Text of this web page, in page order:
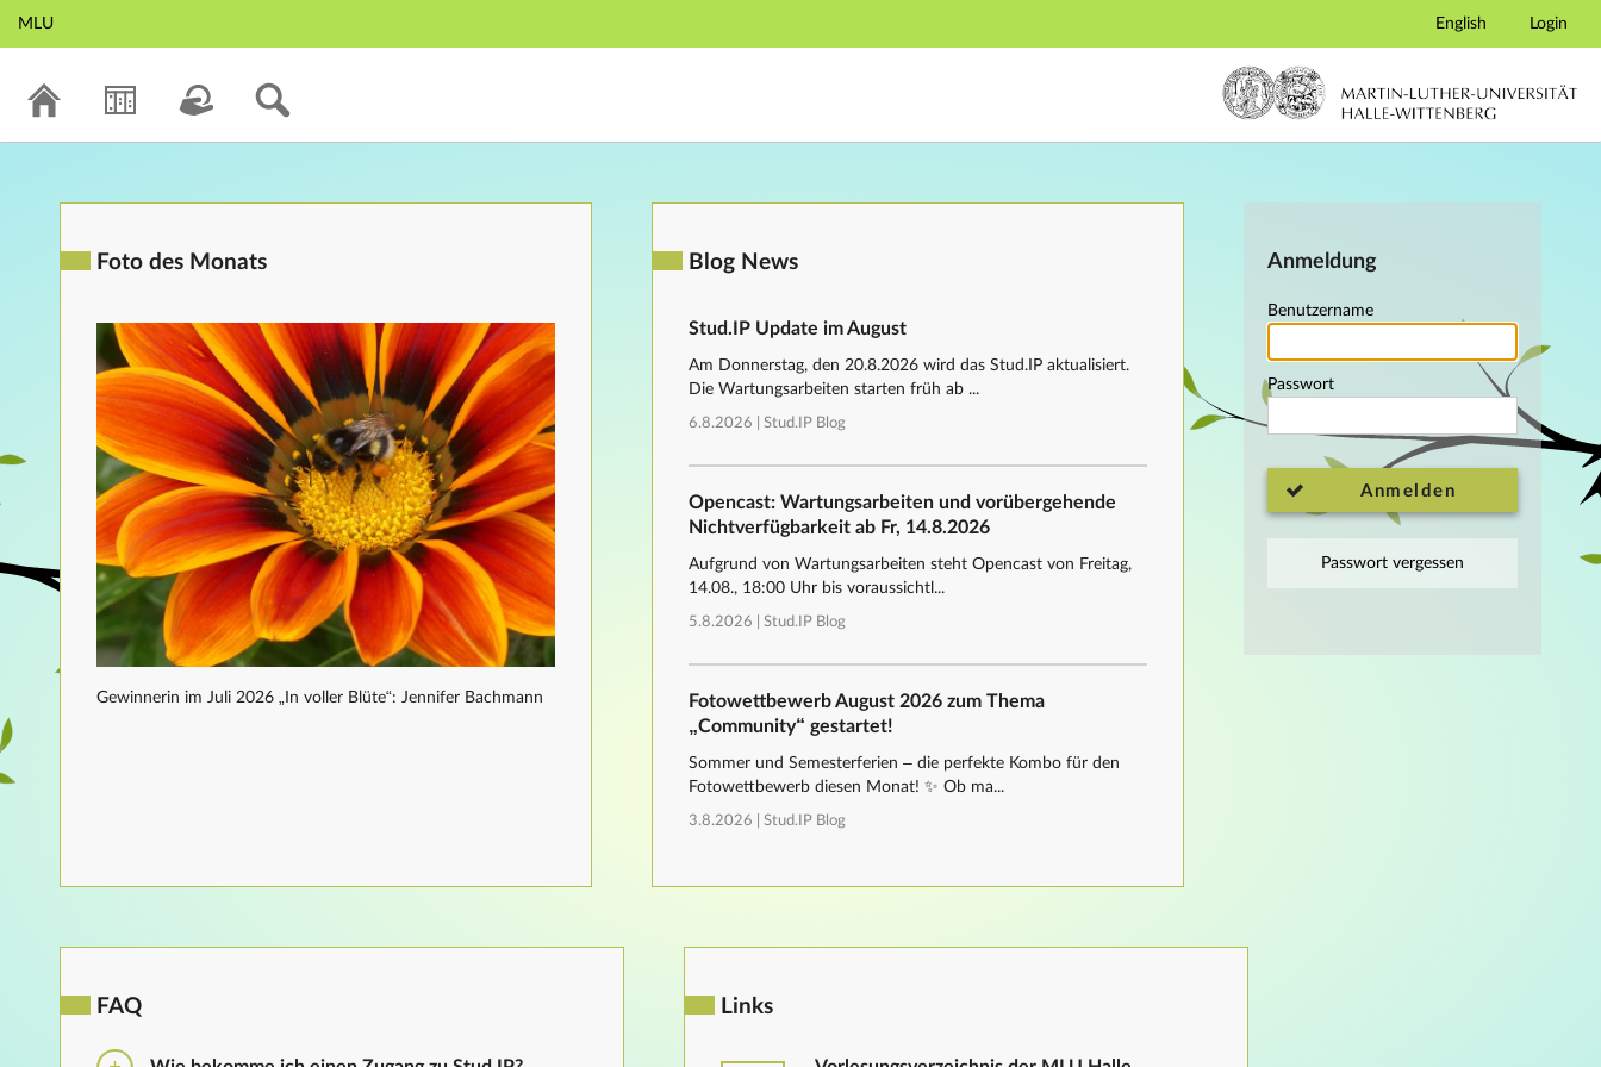
Hauptnavigation
MLU English Login
Anmeldung
Benutzername
Passwort
Anmelden
Passwort vergessen
Foto des Monats
Gewinnerin im Juli 2026 „In voller Blüte“: Jennifer Bachmann
Blog News
Stud.IP Update im August
Am Donnerstag, den 20.8.2026 wird das Stud.IP aktualisiert.
Die Wartungsarbeiten starten früh ab ...
6.8.2026 | Stud.IP Blog
Opencast: Wartungsarbeiten und vorübergehende
Nichtverfügbarkeit ab Fr, 14.8.2026
Aufgrund von Wartungsarbeiten steht Opencast von Freitag,
14.08., 18:00 Uhr bis voraussichtl...
5.8.2026 | Stud.IP Blog
Fotowettbewerb August 2026 zum Thema
„Community“ gestartet!
Sommer und Semesterferien – die perfekte Kombo für den
Fotowettbewerb diesen Monat! ✨ Ob ma...
3.8.2026 | Stud.IP Blog
FAQ Links